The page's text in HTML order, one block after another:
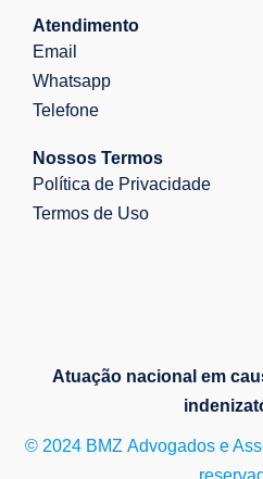
Atendimento
Email
Whatsapp
Telefone
Nossos Termos
Política de Privacidade
Termos de Uso
Atuação nacional em
© 2024 BMZ Advogados e